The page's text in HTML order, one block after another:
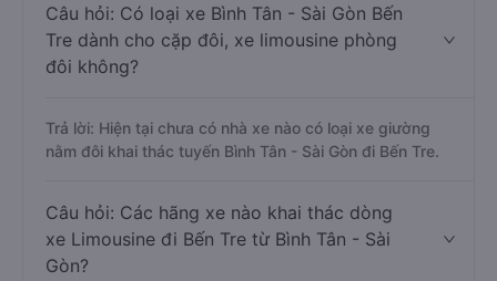
Câu hỏi: Có loại xe Bình Tân - Sài Gòn Bến
Tre dành cho cặp đôi, xe limousine phòng
đôi không?
Trả lời: Hiện tại chưa có nhà xe nào có loại xe giường
nằm đôi khai thác tuyến Bình Tân - Sài Gòn đi Bến Tre.
Câu hỏi: Các hãng xe nào khai thác dòng
xe Limousine đi Bến Tre từ Bình Tân - Sài
Gòn?